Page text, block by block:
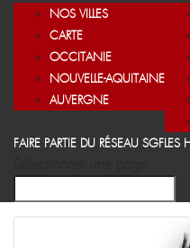
NOS VILLES
CARTE
OCCITANIE
NOUVELLE-AQUITAINE
AUVERGNE
FAIRE PARTIE DU RÉSEAU SGFLES